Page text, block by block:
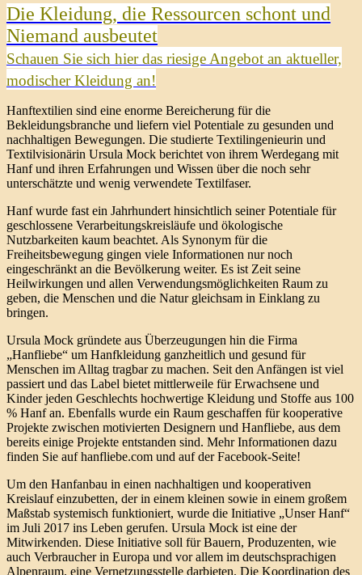
Die Kleidung, die Ressourcen schont und
Niemand ausbeutet
Schauen Sie sich hier das riesige Angebot an aktueller,
modischer Kleidung an!
Hanftextilien sind eine enorme Bereicherung für die
Bekleidungsbranche und liefern viel Potentiale zu gesunden und
nachhaltigen Bewegungen. Die studierte Textilingenieurin und
Textilvisionärin Ursula Mock berichtet von ihrem Werdegang mit
Hanf und ihren Erfahrungen und Wissen über die noch sehr
unterschätzte und wenig verwendete Textilfaser.
Hanf wurde fast ein Jahrhundert hinsichtlich seiner Potentiale für
geschlossene Verarbeitungskreisläufe und ökologische
Nutzbarkeiten kaum beachtet. Als Synonym für die
Freiheitsbewegung gingen viele Informationen nur noch
eingeschränkt an die Bevölkerung weiter. Es ist Zeit seine
Heilwirkungen und allen Verwendungsmöglichkeiten Raum zu
geben, die Menschen und die Natur gleichsam in Einklang zu
bringen.
Ursula Mock gründete aus Überzeugungen hin die Firma
„Hanfliebe“ um Hanfkleidung ganzheitlich und gesund für
Menschen im Alltag tragbar zu machen. Seit den Anfängen ist viel
passiert und das Label bietet mittlerweile für Erwachsene und
Kinder jeden Geschlechts hochwertige Kleidung und Stoffe aus 100
% Hanf an. Ebenfalls wurde ein Raum geschaffen für kooperative
Projekte zwischen motivierten Designern und Hanfliebe, aus dem
bereits einige Projekte entstanden sind. Mehr Informationen dazu
finden Sie auf hanfliebe.com und auf der Facebook-Seite!
Um den Hanfanbau in einen nachhaltigen und kooperativen
Kreislauf einzubetten, der in einem kleinen sowie in einem großem
Maßstab systemisch funktioniert, wurde die Initiative „Unser Hanf“
im Juli 2017 ins Leben gerufen. Ursula Mock ist eine der
Mitwirkenden. Diese Initiative soll für Bauern, Produzenten, wie
auch Verbraucher in Europa und vor allem im deutschsprachigen
Alpenraum, eine Vernetzungsstelle darbieten. Die Koordination des